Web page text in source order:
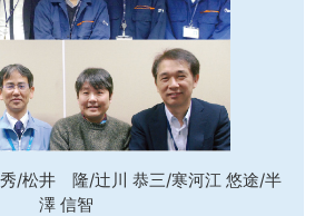
/松井 隆/辻川 恭三/寒河江 悠途/半
澤 信智